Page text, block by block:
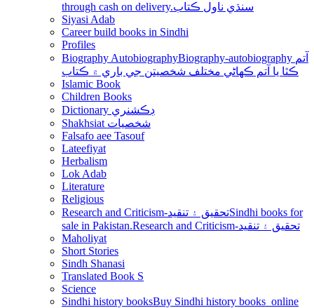
through cash on delivery.سنڌي ناول ڪتاب
Siyasi Adab
Career build books in Sindhi
Profiles
Biography AutobiographyBiography-autobiography آتم
ڪٿا يا آتم ڪھاڻي مختلف شخصيتن جي باري ۾ ڪتاب
Islamic Book
Children Books
Dictionary ڊڪشنري
Shakhsiat شخصيات
Falsafo aee Tasouf
Lateefiyat
Herbalism
Lok Adab
Literature
Religious
Research and Criticism-تحقيق ۽ تنقيدSindhi books for
sale in Pakistan.Research and Criticism-تحقيق ۽ تنقيد
Maholiyat
Short Stories
Sindh Shanasi
Translated Book S
Science
Sindhi history booksBuy Sindhi history books online